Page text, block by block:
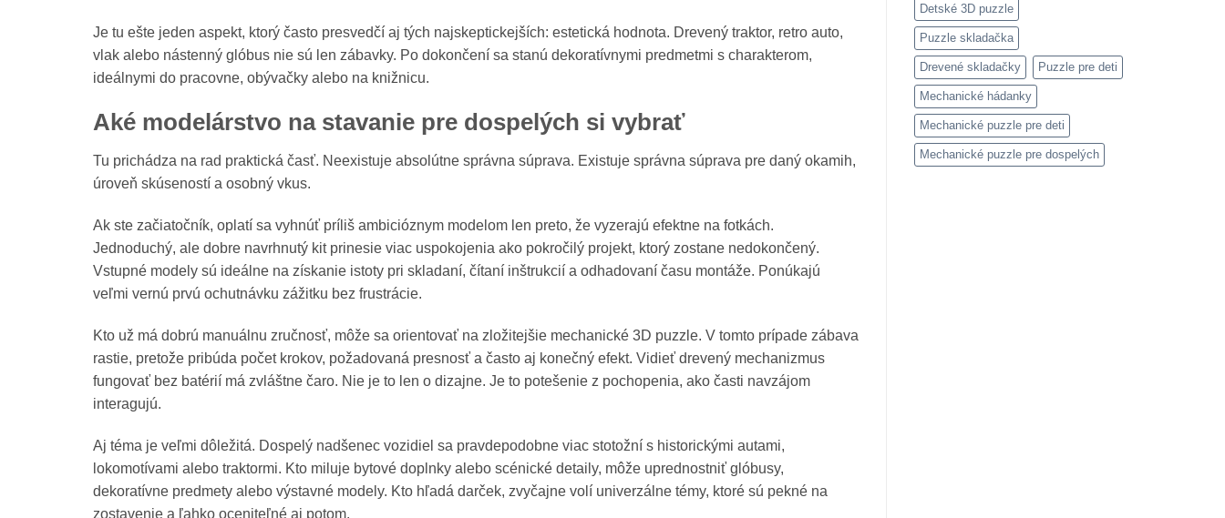
Je tu ešte jeden aspekt, ktorý často presvedčí aj tých najskeptickejších: estetická hodnota. Drevený traktor, retro auto,
vlak alebo nástenný glóbus nie sú len zábavky. Po dokončení sa stanú dekoratívnymi predmetmi s charakterom,
ideálnymi do pracovne, obývačky alebo na knižnicu.
Aké modelárstvo na stavanie pre dospelých si vybrať
Tu prichádza na rad praktická časť. Neexistuje absolútne správna súprava. Existuje správna súprava pre daný okamih,
úroveň skúseností a osobný vkus.
Ak ste začiatočník, oplatí sa vyhnúť príliš ambicióznym modelom len preto, že vyzerajú efektne na fotkách.
Jednoduchý, ale dobre navrhnutý kit prinesie viac uspokojenia ako pokročilý projekt, ktorý zostane nedokončený.
Vstupné modely sú ideálne na získanie istoty pri skladaní, čítaní inštrukcií a odhadovaní času montáže. Ponúkajú
veľmi vernú prvú ochutnávku zážitku bez frustrácie.
Kto už má dobrú manuálnu zručnosť, môže sa orientovať na zložitejšie mechanické 3D puzzle. V tomto prípade zábava
rastie, pretože pribúda počet krokov, požadovaná presnosť a často aj konečný efekt. Vidieť drevený mechanizmus
fungovať bez batérií má zvláštne čaro. Nie je to len o dizajne. Je to potešenie z pochopenia, ako časti navzájom
interagujú.
Aj téma je veľmi dôležitá. Dospelý nadšenec vozidiel sa pravdepodobne viac stotožní s historickými autami,
lokomotívami alebo traktormi. Kto miluje bytové doplnky alebo scénické detaily, môže uprednostniť glóbusy,
dekoratívne predmety alebo výstavné modely. Kto hľadá darček, zvyčajne volí univerzálne témy, ktoré sú pekné na
zostavenie a ľahko oceniteľné aj potom.
Detské 3D puzzle
Puzzle skladačka
Drevené skladačky Puzzle pre deti
Mechanické hádanky
Mechanické puzzle pre deti
Mechanické puzzle pre dospelých